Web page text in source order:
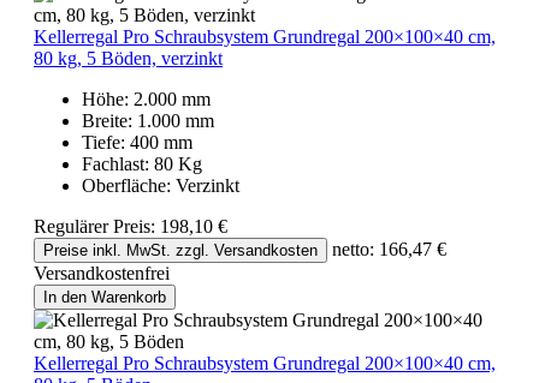
Kellerregal Pro Schraubsystem Grundregal 200×100×40 cm,
80 kg, 5 Böden, verzinkt
Höhe: 2.000 mm
Breite: 1.000 mm
Tiefe: 400 mm
Fachlast: 80 Kg
Oberfläche: Verzinkt
Regulärer Preis: 198,10 €
Preise inkl. MwSt. zzgl. Versandkosten
netto: 166,47 €
Versandkostenfrei
In den Warenkorb
Kellerregal Pro Schraubsystem Grundregal 200×100×40 cm,